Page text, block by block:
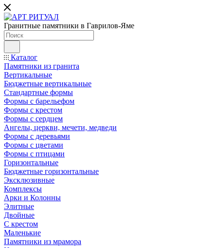
Гранитные памятники в Гаврилов-Яме
Каталог
Памятники из гранита
Вертикальные
Бюджетные вертикальные
Стандартные формы
Формы с барельефом
Формы с крестом
Формы с сердцем
Ангелы, церкви, мечети, медведи
Формы с деревьями
Формы с цветами
Формы с птицами
Горизонтальные
Бюджетные горизонтальные
Эксклюзивные
Комплексы
Арки и Колонны
Элитные
Двойные
С крестом
Маленькие
Памятники из мрамора